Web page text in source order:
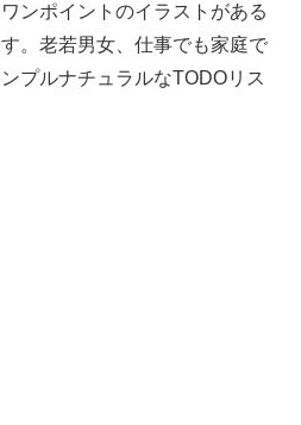
ンポイントのイラストがある
。老若男女、仕事でも家庭で
プルナチュラルなTODOリス